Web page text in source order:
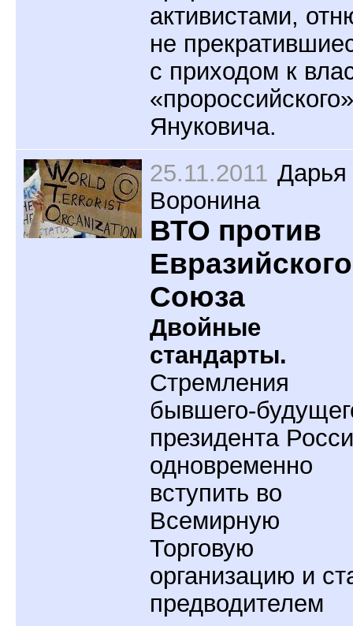
активистами,
не
с приходом к
«пророссийского»
Януковича.
25.11.2011 Дарья
Воронина
ВТО против
Евразийского
Союза
Двойные
стандарты.
Стремления
бывшего-
президента
одновременно
вступить во
Всемирную
Торговую
организацию и
предводителем